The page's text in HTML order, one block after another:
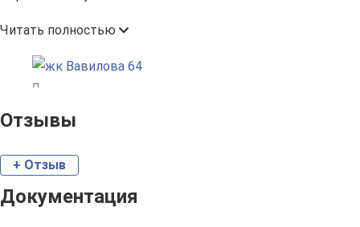
Читать полностью
Отзывы
+ Отзыв
Документация